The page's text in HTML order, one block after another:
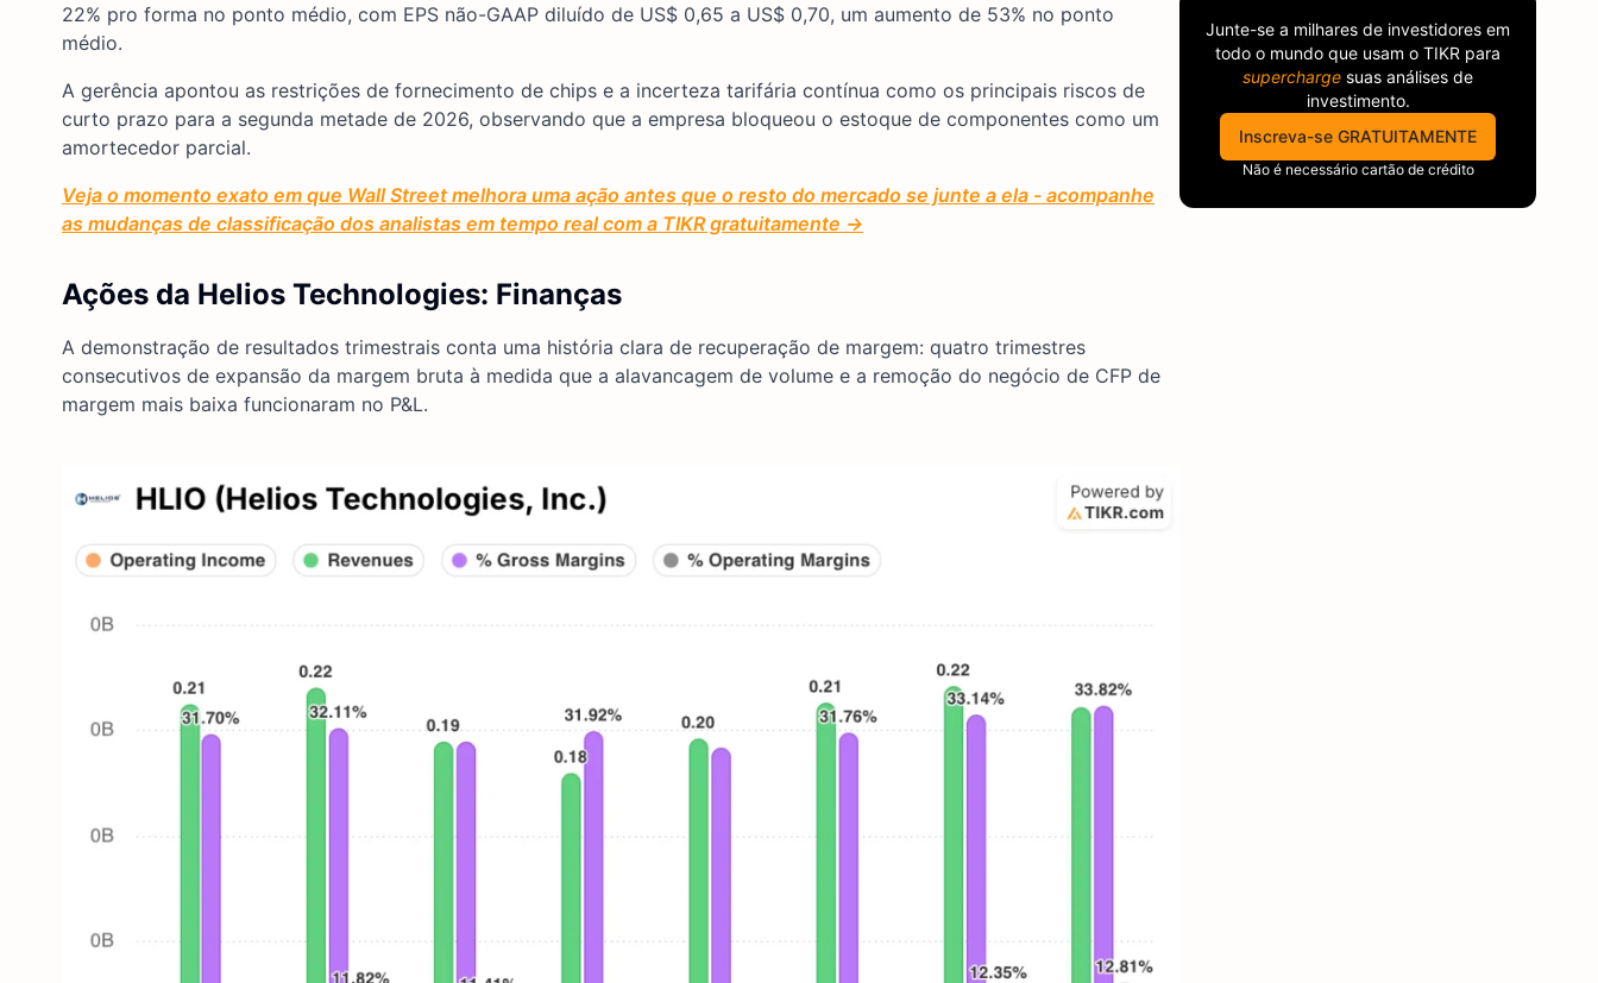
22% pro forma no ponto médio, com EPS não-GAAP diluído de US$ 0,65 a US$ 0,70, um aumento de 53% no ponto
médio.
A gerência apontou as restrições de fornecimento de chips e a incerteza tarifária contínua como os principais riscos de
curto prazo para a segunda metade de 2026, observando que a empresa bloqueou o estoque de componentes como um
amortecedor parcial.
Veja o momento exato em que Wall Street melhora uma ação antes que o resto do mercado se junte a ela - acompanhe
as mudanças de classificação dos analistas em tempo real com a TIKR gratuitamente →
Ações da Helios Technologies: Finanças
A demonstração de resultados trimestrais conta uma história clara de recuperação de margem: quatro trimestres
consecutivos de expansão da margem bruta à medida que a alavancagem de volume e a remoção do negócio de CFP de
margem mais baixa funcionaram no P&L.
Junte-se a milhares de investidores em
todo o mundo que usam o TIKR para
supercharge suas análises de
investimento.
Inscreva-se GRATUITAMENTE
Não é necessário cartão de crédito